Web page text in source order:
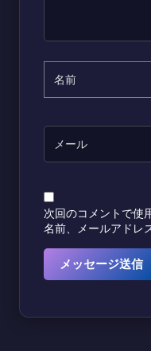
次回のコメントで使
名前、メールアドレ